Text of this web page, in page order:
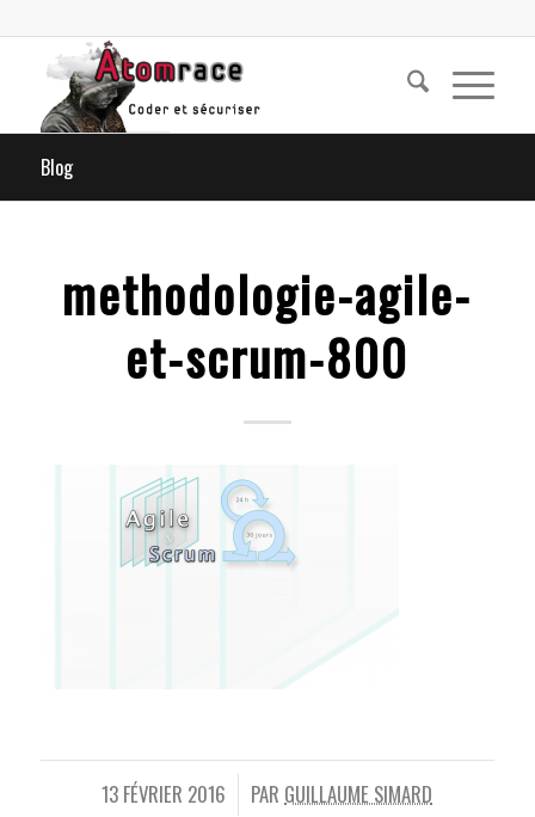
Blog
methodologie-agile-
et-scrum-800
13 FÉVRIER 2016
/ PAR GUILLAUME SIMARD